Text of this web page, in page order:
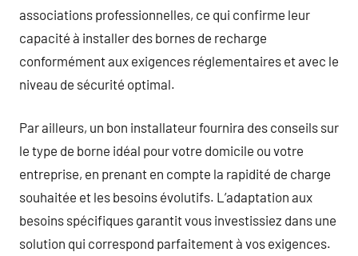
associations professionnelles, ce qui confirme leur
capacité à installer des bornes de recharge
conformément aux exigences réglementaires et avec le
niveau de sécurité optimal.
Par ailleurs, un bon installateur fournira des conseils sur
le type de borne idéal pour votre domicile ou votre
entreprise, en prenant en compte la rapidité de charge
souhaitée et les besoins évolutifs. L’adaptation aux
besoins spécifiques garantit vous investissiez dans une
solution qui correspond parfaitement à vos exigences.